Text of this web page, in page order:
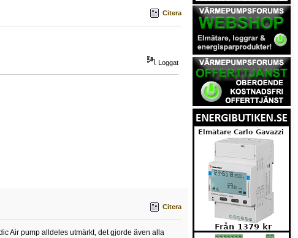
Citera
Loggat
Citera
Air pump alldeles utmärkt, det gjorde även alla